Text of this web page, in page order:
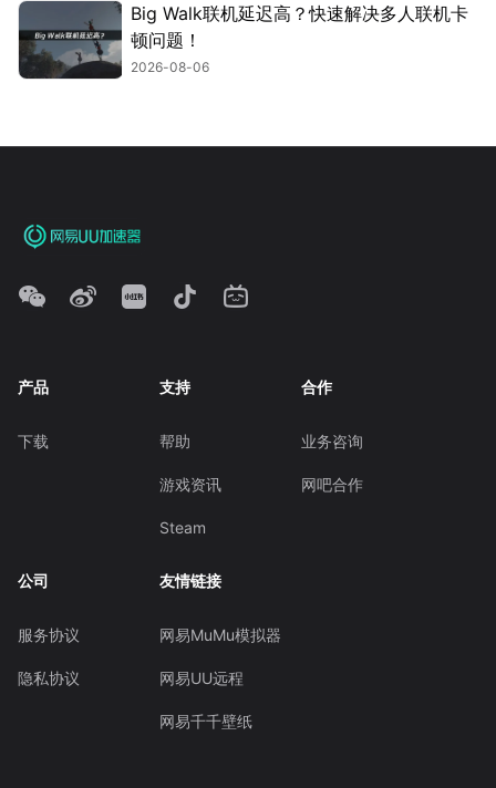
Big Walk联机延迟高？快速解决多人联机卡
顿问题！
2026-08-06
产品
下载
支持
帮助
游戏资讯
Steam
合作
业务咨询
网吧合作
公司
服务协议
隐私协议
友情链接
网易MuMu模拟器
网易UU远程
网易千千壁纸